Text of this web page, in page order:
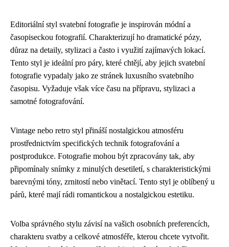
Editoriální styl svatební fotografie je inspirován módní a
časopiseckou fotografií. Charakterizují ho dramatické pózy,
důraz na detaily, stylizaci a často i využití zajímavých lokací.
Tento styl je ideální pro páry, které chtějí, aby jejich svatební
fotografie vypadaly jako ze stránek luxusního svatebního
časopisu. Vyžaduje však více času na přípravu, stylizaci a
samotné fotografování.
Vintage nebo retro styl přináší nostalgickou atmosféru
prostřednictvím specifických technik fotografování a
postprodukce. Fotografie mohou být zpracovány tak, aby
připomínaly snímky z minulých desetiletí, s charakteristickými
barevnými tóny, zrnitostí nebo vinětací. Tento styl je oblíbený u
párů, které mají rádi romantickou a nostalgickou estetiku.
Volba správného stylu závisí na vašich osobních preferencích,
charakteru svatby a celkové atmosféře, kterou chcete vytvořit.